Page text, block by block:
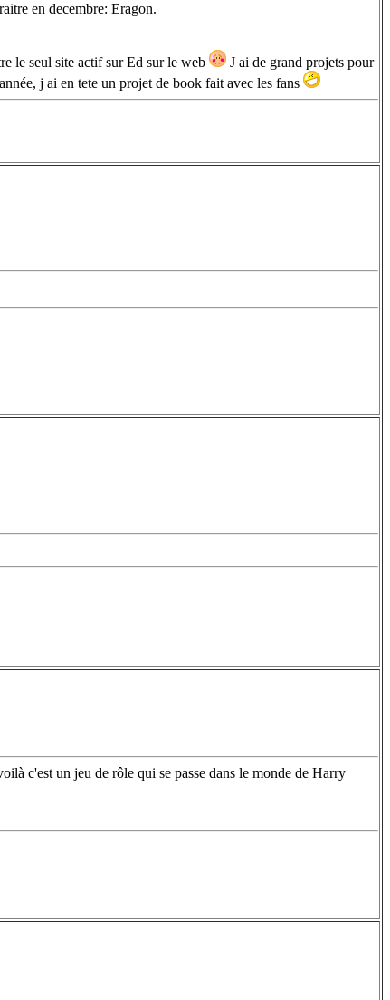
en decembre: Eragon.
le seul site actif sur Ed sur le web
J ai de grand projets pour
j ai en tete un projet de book fait avec les fans
c'est un jeu de rôle qui se passe dans le monde de Harry